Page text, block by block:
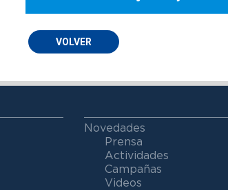
VOLVER
Novedades
Prensa
Actividades
Campañas
Videos